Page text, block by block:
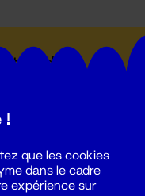
du
!
que les cookies
dans le cadre
expérience sur